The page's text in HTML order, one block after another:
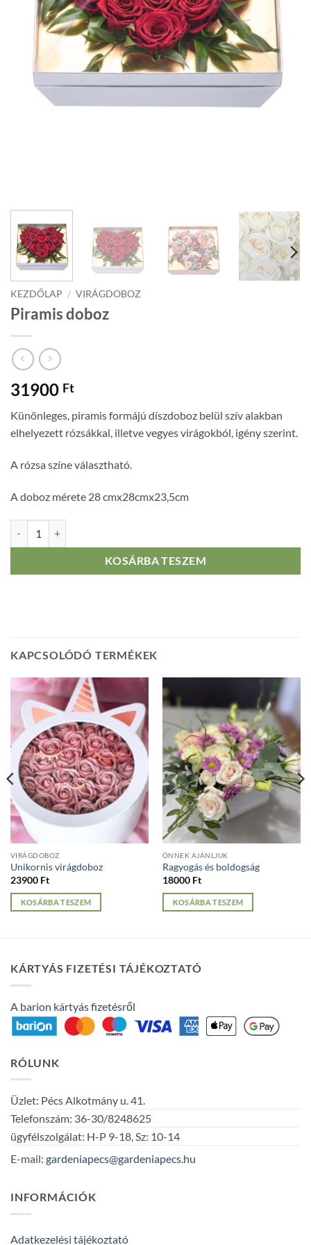
KEZDŐLAP / VIRÁGDOBOZ
Piramis doboz
31900 Ft
Künönleges, piramis formájú díszdoboz belül szív alakban
elhelyezett rózsákkal, illetve vegyes virágokból, igény szerint.
A rózsa színe választható.
A doboz mérete 28 cmx28cmx23,5cm
KOSÁRBA TESZEM
KAPCSOLÓDÓ TERMÉKEK
VIRÁGDOBOZ
Unikornis virágdoboz
23900 Ft
KOSÁRBA TESZEM
ÖNNEK AJÁNLJUK
Ragyogás és boldogság
18000 Ft
KOSÁRBA TESZEM
KÁRTYÁS FIZETÉSI TÁJÉKOZTATÓ
A barion kártyás fizetésről
RÓLUNK
Üzlet: Pécs Alkotmány u. 41.
Telefonszám: 36-30/8248625
ügyfélszolgálat: H-P 9-18, Sz: 10-14
E-mail: gardeniapecs@gardeniapecs.hu
INFORMÁCIÓK
Adatkezelési tájékoztató